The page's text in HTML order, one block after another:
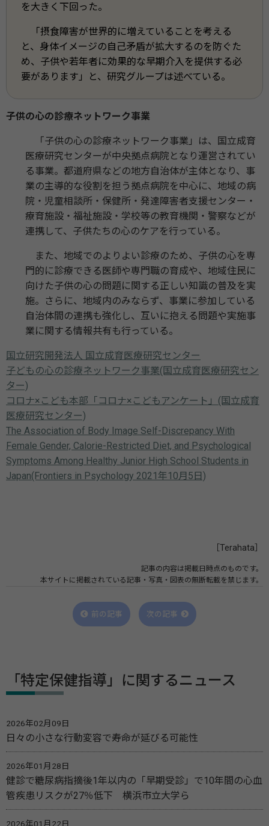
を大きく下回った。
「摂食障害が世界的に増えていることを考える
と、身体イメージの自己矛盾が拡大するのを防ぐた
め、子供や若年者に効果的な早期介入を提供する必
要があります」と、研究グループは述べている。
子供の心の診療ネットワーク事業
「子供の心の診療ネットワーク事業」は、国立成育
医療研究センターが中央拠点病院となり運営されてい
る事業。都道府県などの地方自治体が主体となり、事
業の主導的な役割を担う拠点病院を中心に、地域の病
院・児童相談所・保健所・発達障害者支援センター・
療育施設・福祉施設・学校等の教育機関・警察などが
連携して、子供たちの心のケアを行っている。
また、地域でのよりよい診療のため、子供の心を専
門的に診療できる医師や専門職の育成や、地域住民に
向けた子供の心の問題に関する正しい知識の普及を実
施。さらに、地域内のみならず、事業に参加している
自治体間の連携も強化し、互いに抱える問題や実施事
業に関する情報共有も行っている。
国立研究開発法人 国立成育医療研究センター
子どもの心の診療ネットワーク事業(国立成育医療研究セン
ター)
コロナ×こども本部「コロナ×こどもアンケート」(国立成育
医療研究センター)
The Association of Body Image Self-Discrepancy With
Female Gender, Calorie-Restricted Diet, and Psychological
Symptoms Among Healthy Junior High School Students in
Japan(Frontiers in Psychology 2021年10月5日)
［Terahata］
記事の内容は掲載日時点のものです。
本サイトに掲載されている記事・写真・図表の無断転載を禁じます。
前の記事 次の記事
「特定保健指導」に関するニュース
2026年02月09日
日々の小さな行動変容で寿命が延びる可能性
2026年01月28日
健診で糖尿病指摘後1年以内の「早期受診」で10年間の心血
管疾患リスクが27％低下 横浜市立大学ら
2026年01月22日